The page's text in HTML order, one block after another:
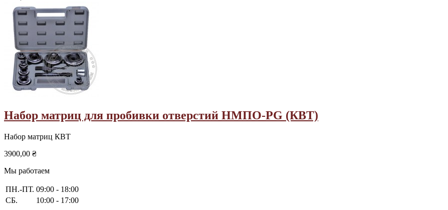
Набор матриц для пробивки отверстий НМПО-PG (КВТ)
Набор матриц КВТ
3900,00 ₴
Мы работаем
ПН.-ПТ. 09:00 - 18:00
СБ.
10:00 - 17:00